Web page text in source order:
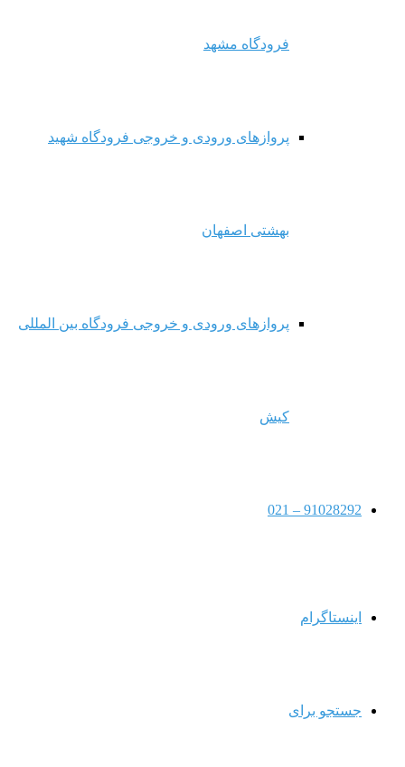
فرودگاه مشهد
پروازهای ورودی و خروجی فرودگاه شهید
بهشتی اصفهان
پروازهای ورودی و خروجی فرودگاه بین المللی
کیش
91028292 – 021
اینستاگرام
جستجو برای